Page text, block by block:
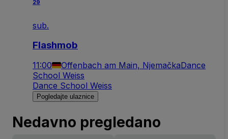
29
sub.
Flashmob
11:00 Offenbach am Main, NjemačkaDance
School Weiss
Dance School Weiss
Pogledajte ulaznice
Nedavno pregledano